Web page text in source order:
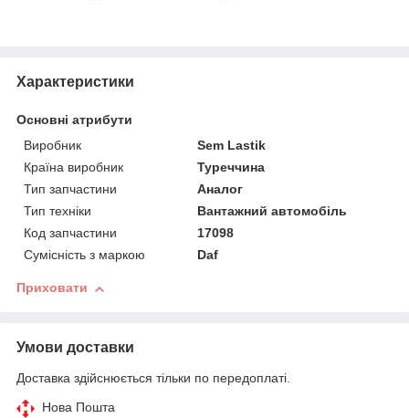
Характеристики
Основні атрибути
Виробник
Sem Lastik
Країна виробник
Туреччина
Тип запчастини
Аналог
Тип техніки
Вантажний автомобіль
Код запчастини
17098
Сумісність з маркою
Daf
Приховати
Умови доставки
Доставка здійснюється тільки по передоплаті.
Нова Пошта